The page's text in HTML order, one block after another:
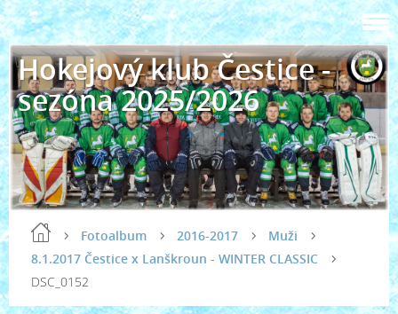
Hokejový klub Čestice -
sezóna 2025/2026
Fotoalbum 2016-2017
Muži
8.1.2017 Čestice x Lanškroun - WINTER CLASSIC
DSC_0152